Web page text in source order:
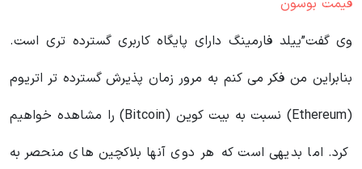
قیمت بوسون
وی گفت”ییلد فارمینگ دارای پایگاه کاربری گسترده تری است.
بنابراین من فکر می کنم به مرور زمان پذیرش گسترده تر اتریوم
(Ethereum) نسبت به بیت کوین (Bitcoin) را مشاهده خواهیم
کرد. اما بدیهی است که هر دوی آنها بلاکچین های منحصر به